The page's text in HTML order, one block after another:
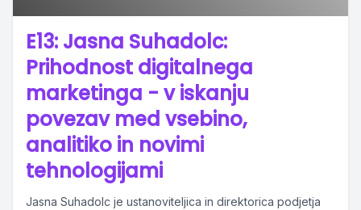
E13: Jasna Suhadolc:
Prihodnost digitalnega
marketinga - v iskanju
povezav med vsebino,
analitiko in novimi
tehnologijami
Jasna Suhadolc je ustanoviteljica in direktorica podjetja